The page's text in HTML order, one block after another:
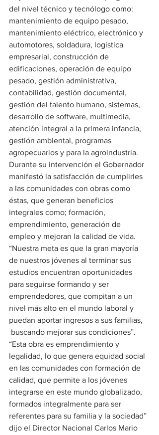
del nivel técnico y tecnólogo como:
mantenimiento de equipo pesado,
mantenimiento eléctrico, electrónico y
automotores, soldadura, logística
empresarial, construcción de
edificaciones, operación de equipo
pesado, gestión administrativa,
contabilidad, gestión documental,
gestión del talento humano, sistemas,
desarrollo de software, multimedia,
atención integral a la primera infancia,
gestión ambiental, programas
agropecuarios y para la agroindustria.
Durante su intervención el Gobernador
manifestó la satisfacción de cumplirles
a las comunidades con obras como
éstas, que generan beneficios
integrales como; formación,
emprendimiento, generación de
empleo y mejoran la calidad de vida.
“Nuestra meta es que la gran mayoría
de nuestros jóvenes al terminar sus
estudios encuentran oportunidades
para seguirse formando y ser
emprendedores, que compitan a un
nivel más alto en el mundo laboral y
puedan aportar ingresos a sus familias,
buscando mejorar sus condiciones”.
“Esta obra es emprendimiento y
legalidad, lo que genera equidad social
en las comunidades con formación de
calidad, que permite a los jóvenes
integrarse en este mundo globalizado,
formados integralmente para ser
referentes para su familia y la sociedad”
dijo el Director Nacional Carlos Mario